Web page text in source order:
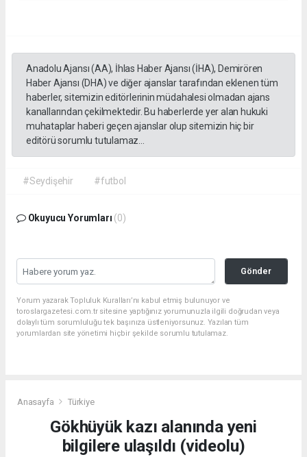
Anadolu Ajansı (AA), İhlas Haber Ajansı (İHA), Demirören
Haber Ajansı (DHA) ve diğer ajanslar tarafından eklenen tüm
haberler, sitemizin editörlerinin müdahalesi olmadan ajans
kanallarından çekilmektedir. Bu haberlerde yer alan hukuki
muhataplar haberi geçen ajanslar olup sitemizin hiç bir
editörü sorumlu tutulamaz...
#Seydişehir #futbol
Okuyucu Yorumları (0)
Gönder
Yorum yazarak Topluluk Kuralları’nı kabul etmiş bulunuyor ve
toroslargazetesi.com.tr sitesine yaptığınız yorumunuzla ilgili doğrudan veya
dolaylı tüm sorumluluğu tek başınıza üstleniyorsunuz. Yazılan tüm
yorumlardan site yönetimi hiçbir şekilde sorumlu tutulamaz.
Anasayfa Türkiye
Gökhüyük kazı alanında yeni
bilgilere ulaşıldı (videolu)